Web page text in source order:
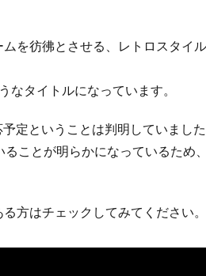
を彷彿とさせる、レトロスタイ
なタイトルになっています。
定ということは判明していました
ことが明らかになっているため
方はチェックしてみてください。